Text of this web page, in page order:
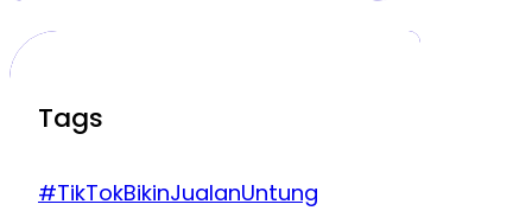
Tags
#TikTokBikinJualanUntung